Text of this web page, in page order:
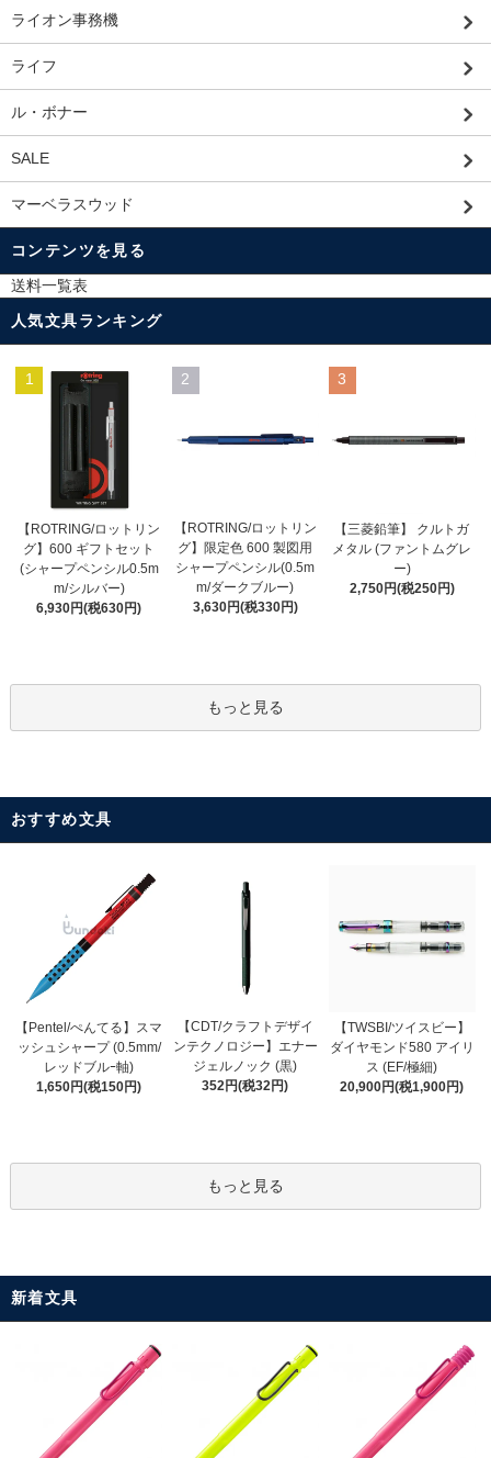
ライオン事務機
ライフ
ル・ボナー
SALE
マーベラスウッド
コンテンツを見る
送料一覧表
人気文具ランキング
1
【ROTRING/ロットリン
グ】600 ギフトセット
(シャープペンシル0.5m
m/シルバー)
6,930円(税630円)
2
【ROTRING/ロットリン
グ】限定色 600 製図用
シャープペンシル(0.5m
m/ダークブルー)
3,630円(税330円)
3
【三菱鉛筆】 クルトガ
メタル (ファントムグレ
ー)
2,750円(税250円)
もっと見る
おすすめ文具
【Pentel/ぺんてる】スマ
ッシュシャープ (0.5mm/
レッドブルｰ軸)
1,650円(税150円)
【CDT/クラフトデザイ
ンテクノロジー】エナー
ジェルノック (黒)
352円(税32円)
【TWSBI/ツイスビー】
ダイヤモンド580 アイリ
ス (EF/極細)
20,900円(税1,900円)
もっと見る
新着文具